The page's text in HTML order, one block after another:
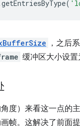
getEntriesByType(
，之后
缓冲区大小设
度）来看这一点的
帧。这解决了前面